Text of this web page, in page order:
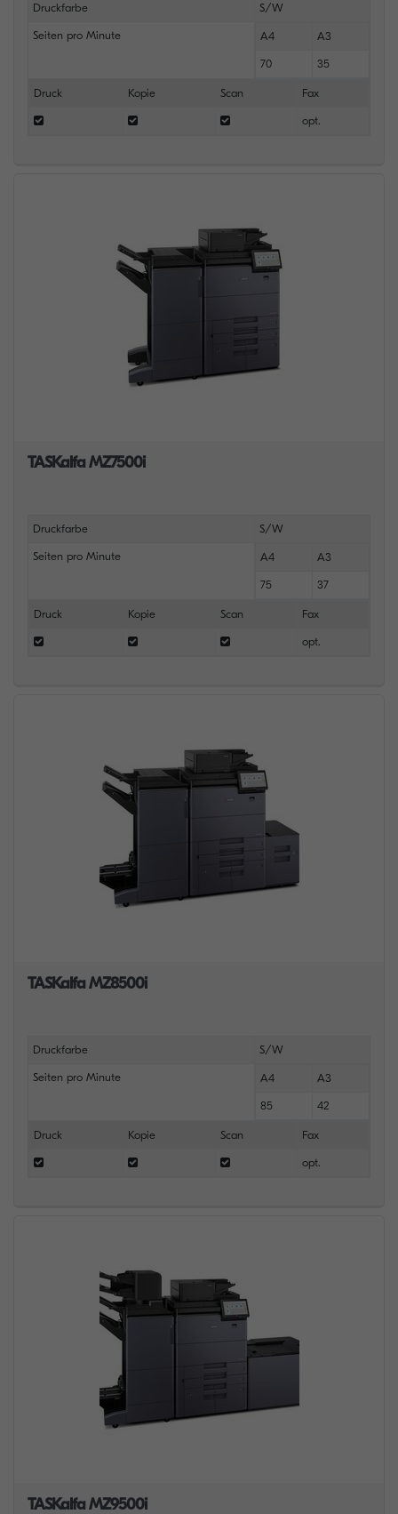
Druckfarbe S/W
Seiten pro Minute A4 A3
70 35
Druck Kopie Scan Fax
opt.
TASKalfa MZ7500i
Druckfarbe S/W
Seiten pro Minute A4 A3
75 37
Druck Kopie Scan Fax
opt.
TASKalfa MZ8500i
Druckfarbe S/W
Seiten pro Minute A4 A3
85 42
Druck Kopie Scan Fax
opt.
TASKalfa MZ9500i